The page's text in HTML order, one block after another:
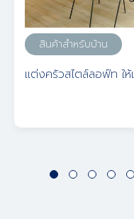
สินค้าสำหรับบ้าน
แต่งครัวสไตล์ลอฟ์ท ใ